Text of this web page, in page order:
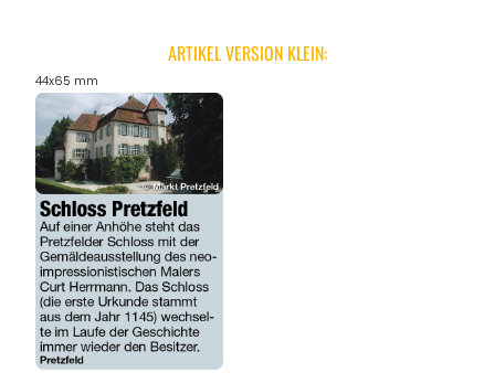
ARTIKEL VERSION KLEIN:
44x65 mm